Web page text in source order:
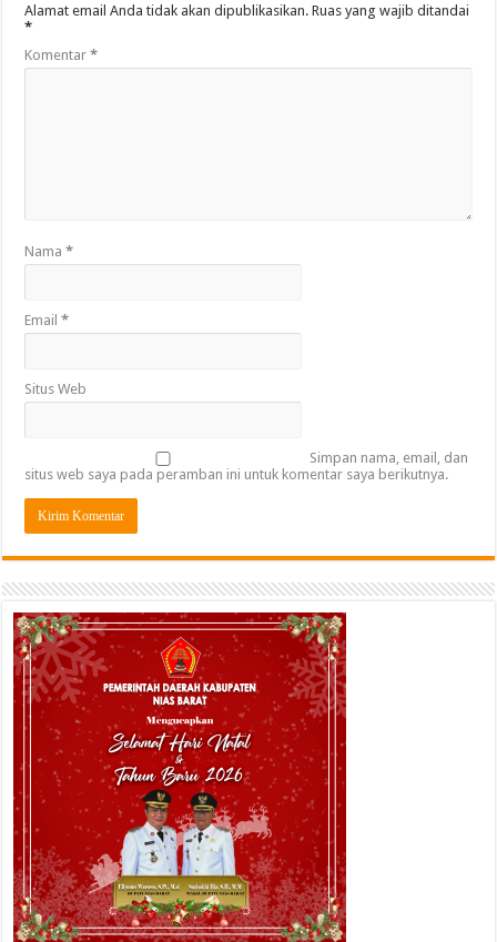
Alamat email Anda tidak akan dipublikasikan. Ruas yang wajib ditandai
*
Komentar*
Nama*
Email*
Situs Web
Simpan nama, email, dan
situs web saya pada peramban ini untuk komentar saya berikutnya.